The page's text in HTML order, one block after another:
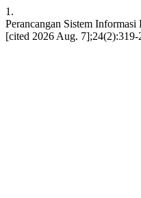
1.
Perancangan Sistem
[cited 2026 Aug.